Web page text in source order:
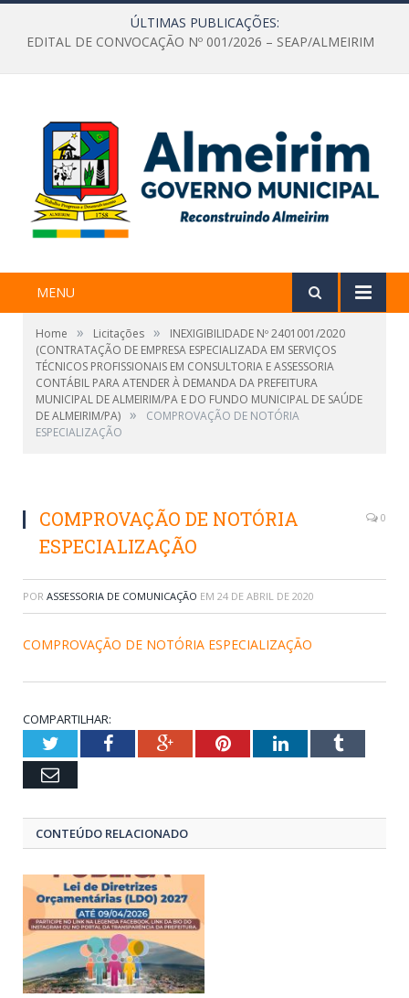
ÚLTIMAS PUBLICAÇÕES:
EDITAL DE CONVOCAÇÃO Nº 001/2026 – SEAP/ALMEIRIM
MENU
Home » Licitações »
INEXIGIBILIDADE Nº 2401001/2020
(CONTRATAÇÃO DE EMPRESA ESPECIALIZADA EM SERVIÇOS
TÉCNICOS PROFISSIONAIS EM CONSULTORIA E ASSESSORIA
CONTÁBIL PARA ATENDER À DEMANDA DA PREFEITURA
MUNICIPAL DE ALMEIRIM/PA E DO FUNDO MUNICIPAL DE SAÚDE
DE ALMEIRIM/PA) »
COMPROVAÇÃO DE NOTÓRIA
ESPECIALIZAÇÃO
COMPROVAÇÃO DE NOTÓRIA
ESPECIALIZAÇÃO
0
POR ASSESSORIA DE COMUNICAÇÃO EM 24 DE ABRIL DE 2020
COMPROVAÇÃO DE NOTÓRIA ESPECIALIZAÇÃO
COMPARTILHAR:
TwitterFacebookGoogle+PinterestLinkedInTumblr
Email
CONTEÚDO RELACIONADO